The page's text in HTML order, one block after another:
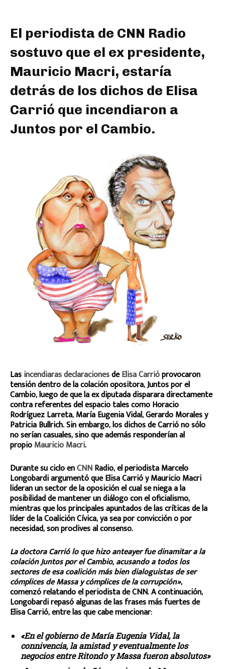
El periodista de CNN Radio
sostuvo que el ex presidente,
Mauricio Macri, estaría
detrás de los dichos de Elisa
Carrió que incendiaron a
Juntos por el Cambio.
Lasincendiaras declaracionesdeElisa Carrióprovocaron
tensión dentro de la colación opositora, Juntos por el
Cambio, luego de que la ex diputada disparara directamente
contra referentes del espacio tales como Horacio
Rodríguez Larreta, María Eugenia Vidal, Gerardo Morales y
Patricia Bullrich. Sin embargo, los dichos de Carrió no sólo
no serían casuales, sino que además responderían al
propioMauricio Macri.
Durante su ciclo enCNNRadio, el periodista Marcelo
Longobardi argumentó que Elisa Carrió y Mauricio Macri
lideran un sector de la oposición el cual se niega a la
posibilidad de mantener un diálogo con el oficialismo,
mientras que los principales apuntados de las críticas de la
líder de la Coalición Cívica, ya sea por convicción o por
necesidad, son proclives al consenso.
La doctora Carrió lo que hizo anteayer fue dinamitar a la
colación Juntos por el Cambio, acusando a todos los
sectores de esa coalición más bien dialoguistas de ser
cómplices de Massa y cómplices de la corrupción»,
comenzó relatando el periodista de CNN. A continuación,
Longobardi repasó algunas de las frases más fuertes de
Elisa Carrió, entre las que cabe mencionar:
«En el gobierno de María Eugenia Vidal, la
connivencia, la amistad y eventualmente los
negocios entre Ritondo y Massa fueron absolutos»